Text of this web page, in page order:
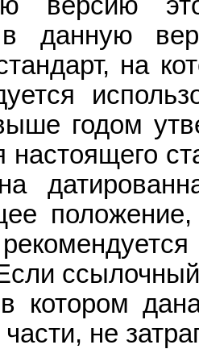
данную
на
годом
настоящего
котором
не